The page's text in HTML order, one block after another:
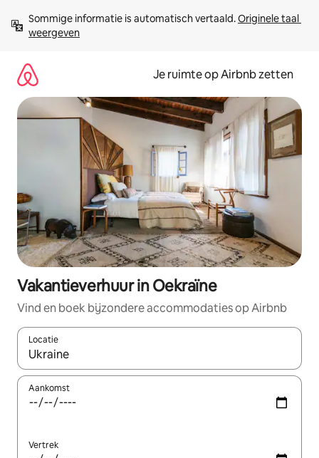
direct
naar
Sommige informatie is automatisch vertaald. Originele taal
weergeven
Je ruimte op Airbnb zetten
Vakantieverhuur in Oekraïne
Vind en boek bijzondere accommodaties op Airbnb
Locatie
Wanneer er suggesties beschikbaar zijn, maak je een keuze
Aankomst
Vertrek